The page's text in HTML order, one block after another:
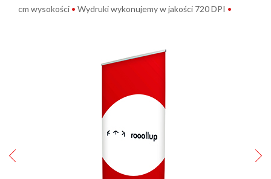
cm wysokości • Wydruki wykonujemy w jakości 720 DPI •